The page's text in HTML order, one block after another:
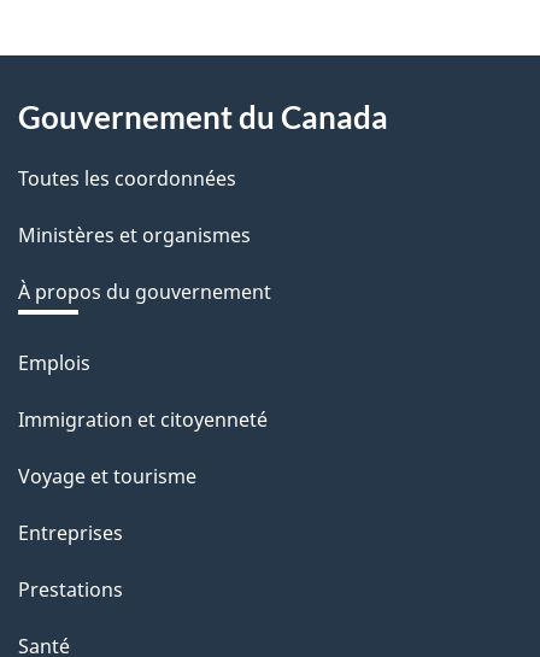
v
o
t
r
r
é
t
r
a
c
i
o
About
this
site
Gouvernement du Canada
Toutes les coordonnées
Ministères et organismes
À propos du gouvernement
Thèmes
sujets
Emplois
Immigration et citoyenneté
Voyage et tourisme
Entreprises
Prestations
Santé